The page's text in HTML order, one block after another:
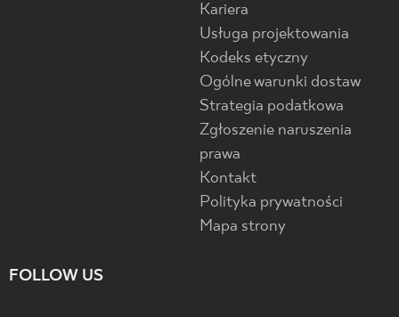
Kariera
Usługa projektowania
Kodeks etyczny
Ogólne warunki dostaw
Strategia podatkowa
Zgłoszenie naruszenia
prawa
Kontakt
Polityka prywatności
Mapa strony
FOLLOW US